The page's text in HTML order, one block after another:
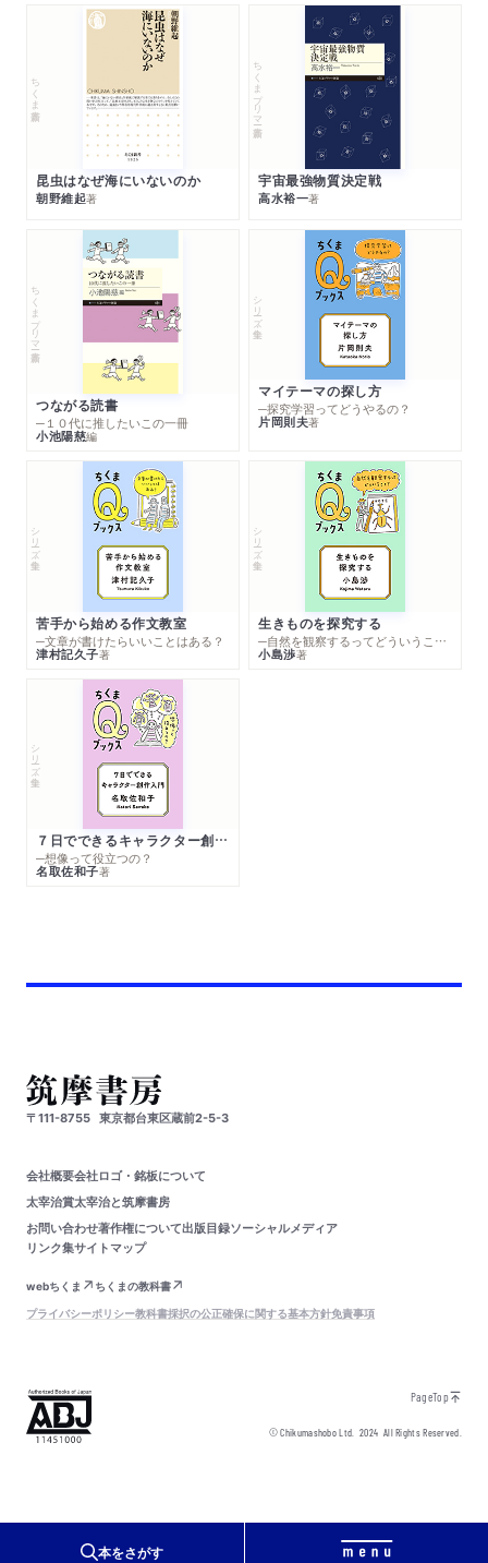
本をさがす
ちくま新書
昆虫はなぜ海にいないのか
朝野維起著
ちくまプリマー新書
宇宙最強物質決定戦
高水裕一著
ちくまプリマー新書
つながる読書
─１０代に推したいこの一冊
小池陽慈編
シリーズ・全集
マイテーマの探し方
─探究学習ってどうやるの？
片岡則夫著
シリーズ・全集
苦手から始める作文教室
─文章が書けたらいいことはある？
津村記久子著
シリーズ・全集
生きものを探究する
─自然を観察するってどういうこと？
小島渉著
シリーズ・全集
７日でできるキャラクター創作入門
─想像って役立つの？
名取佐和子著
〒111-8755 東京都台東区蔵前2-5-3
会社概要会社ロゴ・銘板について
太宰治賞太宰治と筑摩書房
お問い合わせ著作権について出版目録ソーシャルメディア
リンク集サイトマップ
webちくま
ちくまの教科書
プライバシーポリシー教科書採択の公正確保に関する基本方針免責事項
PageTop
© Chikumashobo Ltd.2024 All Rights Reserved.